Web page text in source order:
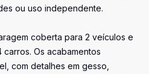
ou uso independente.
coberta para 2 veículos e
Os acabamentos
com detalhes em gesso,